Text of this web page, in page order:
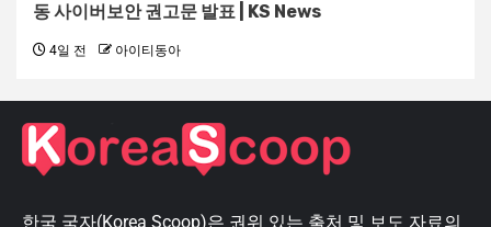
동 사이버보안 권고문 발표 | KS News
4일 전 아이티동아
한국 국자(Korea Scoop)은 권위 있는 출처 및 보도 자료의